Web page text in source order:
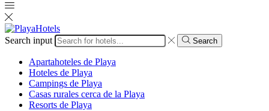
Search input Search
Apartahoteles de Playa
Hoteles de Playa
Campings de Playa
Casas rurales cerca de la Playa
Resorts de Playa